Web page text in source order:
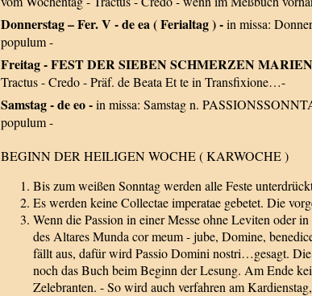
Donnerstag – Fer. V - de ea ( Ferialtag ) -in missa:
populum -
Freitag - FEST DER SIEBEN SCHMERZEN
Tractus - Credo - Präf. de Beata Et te in Transfixione…-
Samstag - de eo -in missa: Samstag n.
populum -
BEGINN DER HEILIGEN WOCHE ( KARWOCHE )
Bis zum weißen Sonntag werden alle Feste
Es werden keine Collectae imperatae gebetet. Die
Wenn die Passion in einer Messe ohne Leviten oder
des Altares Munda cor meum - jube, Domine,
fällt aus, dafür wird Passio Domini nostri…gesagt.
noch das Buch beim Beginn der Lesung. Am Ende
Zelebranten. - So wird auch verfahren am